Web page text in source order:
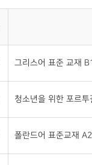
그리스어 표준 교재
청소년을 위한 포르
폴란드어 표준교재